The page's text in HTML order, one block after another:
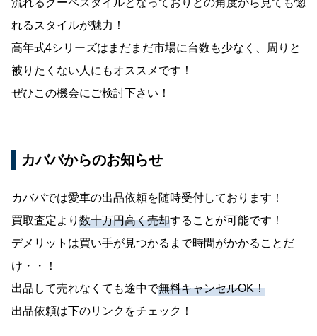
れるスタイルが魅力！
高年式4シリーズはまだまだ市場に台数も少なく、周りと
被りたくない人にもオススメです！
ぜひこの機会にご検討下さい！
カババからのお知らせ
カババでは愛車の出品依頼を随時受付しております！
買取査定より 数十万円高く売却することが可能です！
デメリットは買い手が見つかるまで時間がかかることだ
け・・！
出品して売れなくても途中で無料キャンセルOK！
出品依頼は下のリンクをチェック！